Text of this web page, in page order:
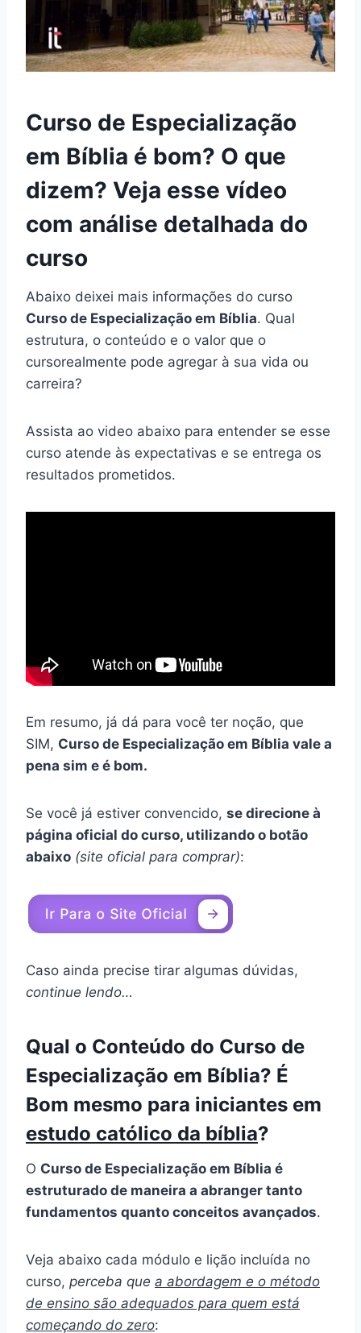
Curso de Especialização
em Bíblia é bom? O que
dizem? Veja esse vídeo
com análise detalhada do
curso
Abaixo deixei mais informações do curso
Curso de Especialização em Bíblia. Qual
estrutura, o conteúdo e o valor que o
cursorealmente pode agregar à sua vida ou
carreira?
Assista ao video abaixo para entender se esse
curso atende às expectativas e se entrega os
resultados prometidos.
Em resumo, já dá para você ter noção, que
SIM, Curso de Especialização em Bíblia vale a
pena sim e é bom.
Se você já estiver convencido, se direcione à
página oficial do curso, utilizando o botão
abaixo (site oficial para comprar):
Caso ainda precise tirar algumas dúvidas,
continue lendo…
Qual o Conteúdo do Curso de
Especialização em Bíblia? É
Bom mesmo para iniciantes em
estudo católico da bíblia?
O Curso de Especialização em Bíblia é
estruturado de maneira a abranger tanto
fundamentos quanto conceitos avançados.
Veja abaixo cada módulo e lição incluída no
curso, perceba que a abordagem e o método
de ensino são adequados para quem está
começando do zero: